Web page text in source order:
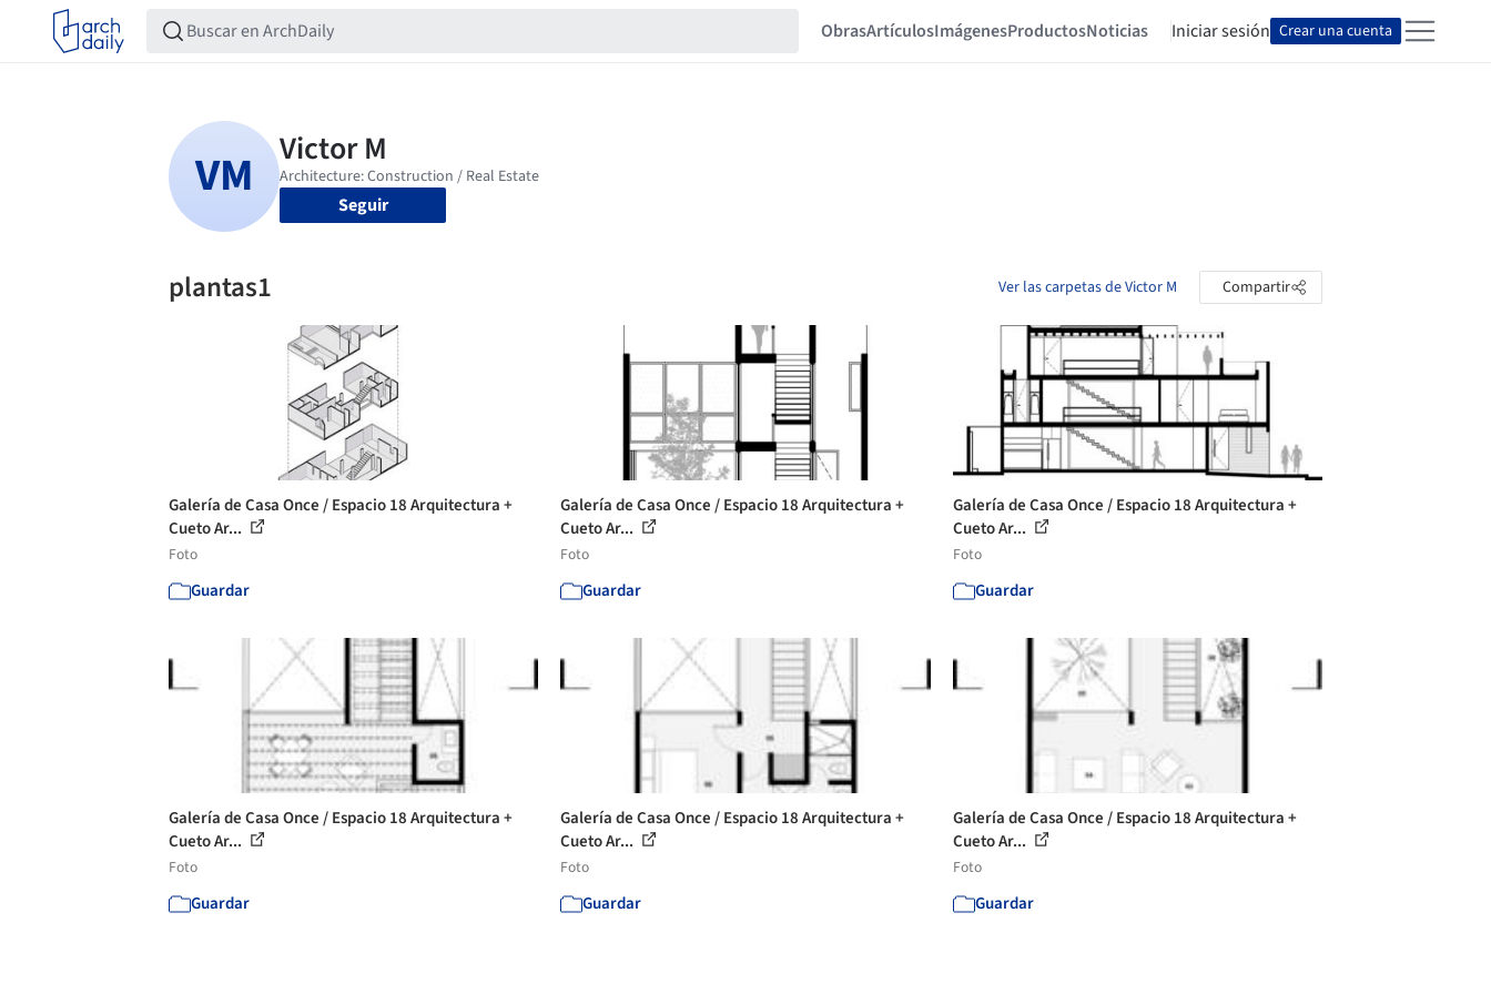
ObrasArtículosImágenesProductosNoticias Iniciar sesión Crear una cuenta
Seguir
plantas1 Ver las carpetas de Victor M Compartir
Galería de Casa Once / Espacio 18 Arquitectura +
Cueto Ar...
Foto
Guardar
Galería de Casa Once / Espacio 18 Arquitectura +
Cueto Ar...
Foto
Guardar
Galería de Casa Once / Espacio 18 Arquitectura +
Cueto Ar...
Foto
Guardar
Galería de Casa Once / Espacio 18 Arquitectura +
Cueto Ar...
Foto
Guardar
Galería de Casa Once / Espacio 18 Arquitectura +
Cueto Ar...
Foto
Guardar
Galería de Casa Once / Espacio 18 Arquitectura +
Cueto Ar...
Foto
Guardar